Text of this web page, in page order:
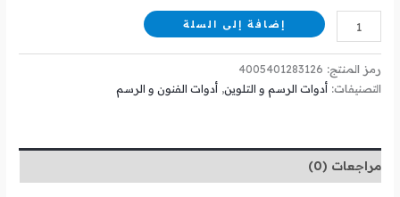
إضافة إلى السلة
رمز المنتج: 4005401283126
التصنيفات: أدوات الرسم و التلوين, أدوات الفنون و الرسم
مراجعات (0)